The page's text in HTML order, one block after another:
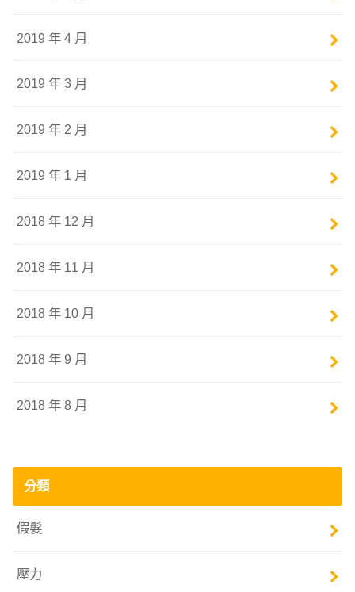
2019 年 4 月
2019 年 3 月
2019 年 2 月
2019 年 1 月
2018 年 12 月
2018 年 11 月
2018 年 10 月
2018 年 9 月
2018 年 8 月
分類
假髮
壓力